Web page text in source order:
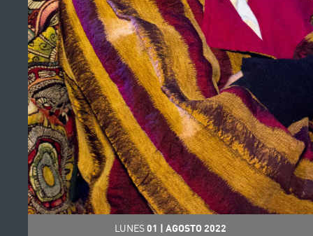
LUNES01 | AGOSTO 2022